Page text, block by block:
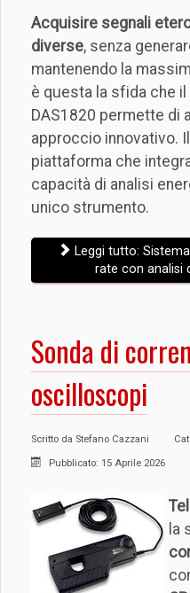
Acquisire segnali
diverse, senza
mantenendo la
è questa la sfida che
DAS1820 permette di
approccio innovativo.
piattaforma che
capacità di analisi
unico strumento.
Leggi tutto:
rate con analisi
Sonda di
oscilloscopi
Scritto da Stefano Cazzani
Pubblicato: 15 Aprile 2026
la